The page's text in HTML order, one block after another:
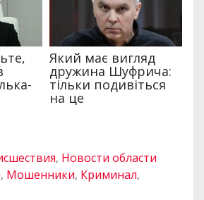
, Новости области
, Мошенники, Криминал,